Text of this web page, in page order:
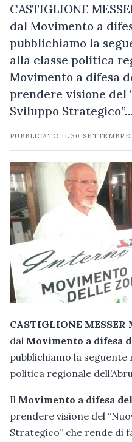
CASTIGLIONE
dal Movimento a
pubblichiamo la
alla classe politica
Movimento a difesa
prendere visione del
Sviluppo
PUBBLICATO IL30 SETTEMBRE
CASTIGLIONE MESSER
dal Movimento a difesa
pubblichiamo la
politica regionale
Il Movimento a difesa
prendere visione del
Strategico” che rende di